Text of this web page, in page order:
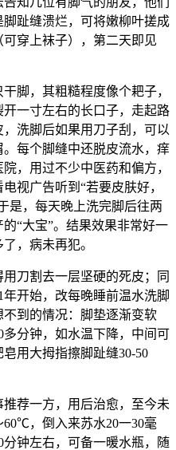
趾缝溃烂，可将嫩柳叶搓成
穿上袜子），第二天即见
脚，其粗糙程度像个耙子，
一寸左右的长口子，走起路
洗脚后如果用刀子刮，可以
每个脚缝中还脱皮流水，痒
，用过不少中医药和偏方，
视广告听到“若要皮肤好，
是，每天晚上洗完脚后往两
“大宝”。结果效果非常好一
，病未再犯。
刀割去一层坚硬的死皮；同
年开始，改每晚睡前温水洗脚
到的情况：脚垫逐渐变软
分钟，如水温下降，中间可
用大拇指擦脚趾缝30-50
荐一方，用后治愈，至今未
，倒入来苏水20一30毫
钟左右，可备一暖水瓶，随